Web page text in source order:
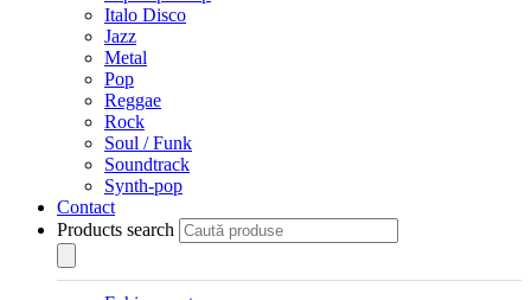
Italo Disco
Jazz
Metal
Pop
Reggae
Rock
Soul / Funk
Soundtrack
Synth-pop
Contact
Products search